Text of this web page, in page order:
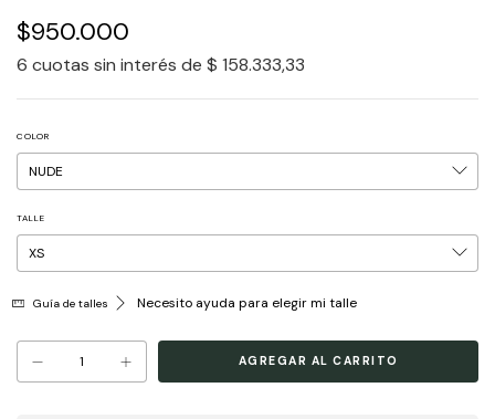
$950.000
6 cuotas sin interés de $ 158.333,33
COLOR
TALLE
Guía de talles Necesito ayuda para elegir mi talle